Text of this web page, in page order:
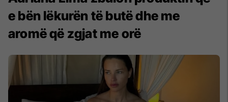
e bën lëkurën të butë dhe me
aromë që zgjat me orë